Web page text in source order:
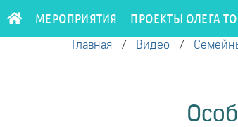
МЕРОПРИЯТИЯ ПРОЕКТЫ ОЛЕГА
Главная / Видео /